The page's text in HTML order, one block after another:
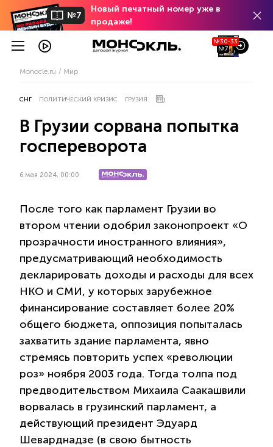
№7
Новый печатный номер уже в
продаже!
№30-33
№7
Monocle.ru Мир
СНГ ПОЛИТИЧЕСКИЙ КРИЗИС ГРУЗИЯ
В Грузии сорвана попытка
госпереворота
6 мая 2024, 00:00
После того как парламент Грузии во
втором чтении одобрил законопроект «О
прозрачности иностранного влияния»,
предусматривающий необходимость
декларировать доходы и расходы для всех
НКО и СМИ, у которых зарубежное
финансирование составляет более 20%
общего бюджета, оппозиция попыталась
захватить здание парламента, явно
стремясь повторить успех «революции
роз» ноября 2003 года. Тогда толпа под
предводительством Михаила Саакашвили
ворвалась в грузинский парламент, а
действующий президент Эдуард
Шеварднадзе (в свою бытность